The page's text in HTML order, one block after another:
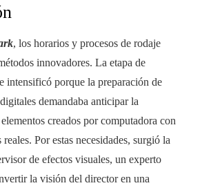
, los horarios y procesos de rodaje
innovadores. La etapa de
intensificó porque la preparación de
demandaba anticipar la
creados por computadora con
reales. Por estas necesidades, surgió la
de efectos visuales, un experto
la visión del director en una